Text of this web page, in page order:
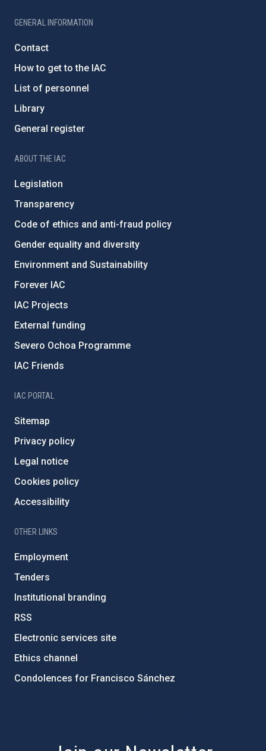
GENERAL INFORMATION
Contact
How to get to the IAC
List of personnel
Library
General register
ABOUT THE IAC
Legislation
Transparency
Code of ethics and anti-fraud policy
Gender equality and diversity
Environment and Sustainability
Forever IAC
IAC Projects
External funding
Severo Ochoa Programme
IAC Friends
IAC PORTAL
Sitemap
Privacy policy
Legal notice
Cookies policy
Accessibility
OTHER LINKS
Employment
Tenders
Institutional branding
RSS
Electronic services site
Ethics channel
Condolences for Francisco Sánchez